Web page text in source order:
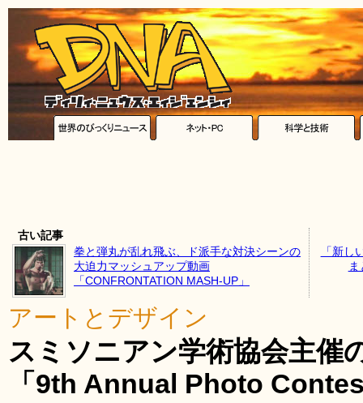
古い記事
拳と弾丸が乱れ飛ぶ、ド派手な対決シーンの
大迫力マッシュアップ動画
「CONFRONTATION MASH-UP」
「新し
アートとデザイン
スミソニアン学術協会主催
「9th Annual Photo